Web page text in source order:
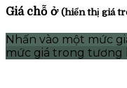
Giá chỗ ở (hiển thị giá
Nhấn vào một mức
mức giá trong tương